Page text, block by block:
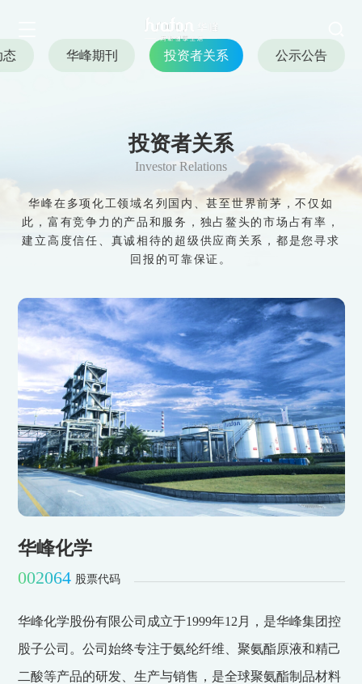
新闻与公告
News and Announcements<
态 华峰期刊 投资者关系 公示公告
投资者关系
Investor Relations
华峰在多项化工领域名列国内、甚至世界前茅，不仅如
此，富有竞争力的产品和服务，独占鳌头的市场占有率，
建立高度信任、真诚相待的超级供应商关系，都是您寻求
回报的可靠保证。
华峰化学
002064 股票代码
华峰化学股份有限公司成立于1999年12月，是华峰集团控
股子公司。公司始终专注于氨纶纤维、聚氨酯原液和精己
二酸等产品的研发、生产与销售，是全球聚氨酯制品材料